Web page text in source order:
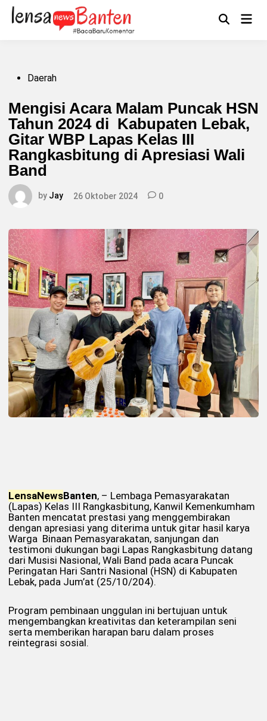
Skip
content
OpenMain
PostedDaerah
Mengisi Acara Malam Puncak HSN
Tahun 2024 di Kabupaten Lebak,
Gitar WBP Lapas Kelas III
Rangkasbitung di Apresiasi Wali
Band
by Jay 26 Oktober 2024 0
LensaNewsBanten, – Lembaga Pemasyarakatan
(Lapas) Kelas III Rangkasbitung, Kanwil Kemenkumham
Banten mencatat prestasi yang menggembirakan
dengan apresiasi yang diterima untuk gitar hasil karya
Warga Binaan Pemasyarakatan, sanjungan dan
testimoni dukungan bagi Lapas Rangkasbitung datang
dari Musisi Nasional, Wali Band pada acara Puncak
Peringatan Hari Santri Nasional (HSN) di Kabupaten
Lebak, pada Jum’at (25/10/204).
Program pembinaan unggulan ini bertujuan untuk
mengembangkan kreativitas dan keterampilan seni
serta memberikan harapan baru dalam proses
reintegrasi sosial.